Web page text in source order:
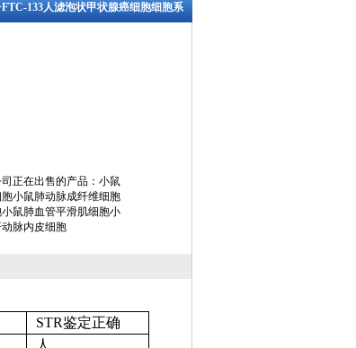
133人滤泡状甲状腺癌细胞细胞系
正在出售的产品：小鼠
小鼠肺动脉成纤维细胞
鼠肺血管平滑肌细胞小
脉内皮细胞
STR鉴定正确
人